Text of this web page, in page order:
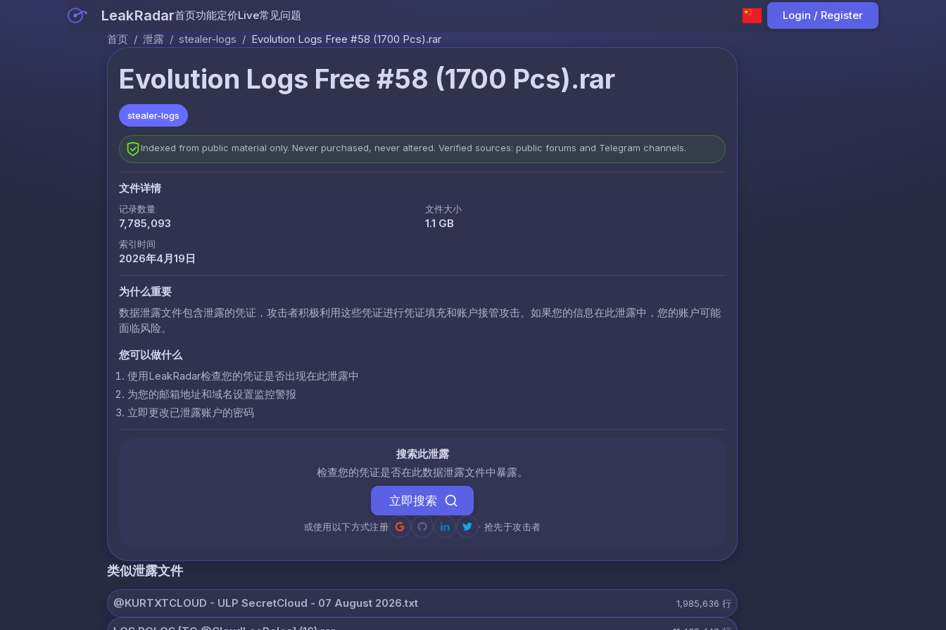
LeakRadar首页功能定价Live常见问题
Login / Register
首页 / 泄露 / stealer-logs / Evolution Logs Free #58 (1700 Pcs).rar
Evolution Logs Free #58 (1700 Pcs).rar
stealer-logs
Indexed from public material only. Never purchased, never altered. Verified sources: public forums and Telegram channels.
文件详情
记录数量
7,785,093
文件大小
1.1 GB
索引时间
2026年4月19日
为什么重要
数据泄露文件包含泄露的凭证，攻击者积极利用这些凭证进行凭证填充和账户接管攻击。如果您的信息在此泄露中，您的账户可能
面临风险。
您可以做什么
使用LeakRadar检查您的凭证是否出现在此泄露中
为您的邮箱地址和域名设置监控警报
立即更改已泄露账户的密码
搜索此泄露
检查您的凭证是否在此数据泄露文件中暴露。
立即搜索
或使用以下方式注册 · 抢先于攻击者
类似泄露文件
@KURTXTCLOUD - ULP SecretCloud - 07 August 2026.txt 1,985,636 行